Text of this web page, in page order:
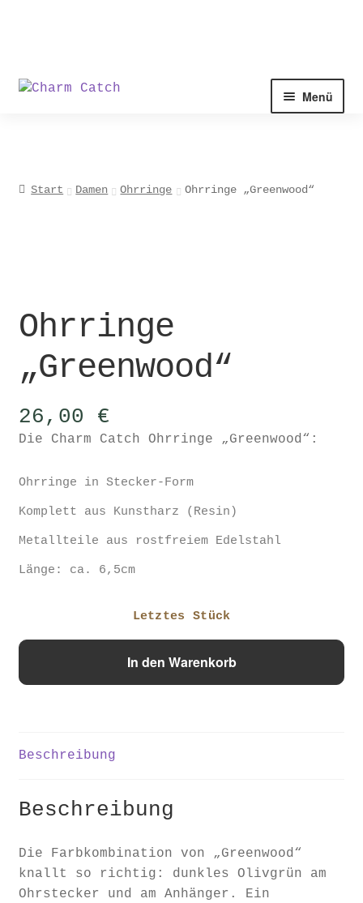
Zur
Zum
Menü
Start Damen Ohrringe Ohrringe „Greenwood“
Ohrringe
„Greenwood“
26,00 €
Die Charm Catch Ohrringe „Greenwood“:
Ohrringe in Stecker-Form
Komplett aus Kunstharz (Resin)
Metallteile aus rostfreiem Edelstahl
Länge: ca. 6,5cm
Letztes Stück
Ohrringe
Menge
In den Warenkorb
Beschreibung
Beschreibung
Die Farbkombination von „Greenwood“
knallt so richtig: dunkles Olivgrün am
Ohrstecker und am Anhänger. Ein